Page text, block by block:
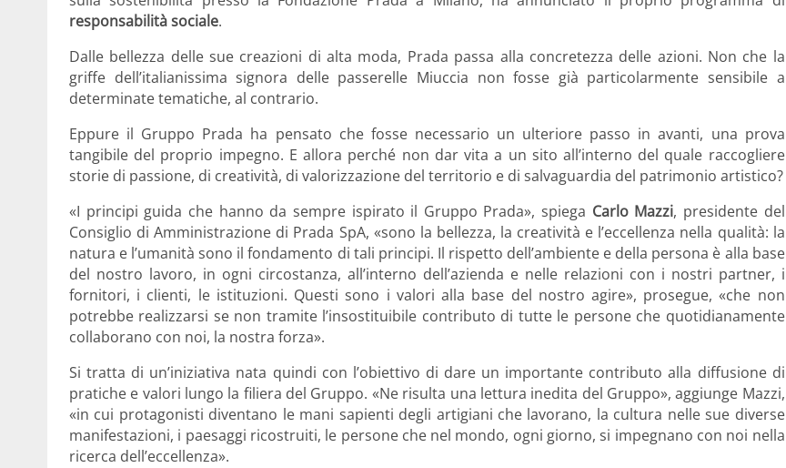
responsabilità sociale.
Dalle bellezza delle sue creazioni di alta moda, Prada passa alla concretezza delle azioni. Non che la
griffe dell’italianissima signora delle passerelle Miuccia non fosse già particolarmente sensibile a
determinate tematiche, al contrario.
Eppure il Gruppo Prada ha pensato che fosse necessario un ulteriore passo in avanti, una prova
tangibile del proprio impegno. E allora perché non dar vita a un sito all’interno del quale raccogliere
storie di passione, di creatività, di valorizzazione del territorio e di salvaguardia del patrimonio artistico?
«I principi guida che hanno da sempre ispirato il Gruppo Prada», spiega Carlo Mazzi, presidente del
Consiglio di Amministrazione di Prada SpA, «sono la bellezza, la creatività e l’eccellenza nella qualità: la
natura e l’umanità sono il fondamento di tali principi. Il rispetto dell’ambiente e della persona è alla base
del nostro lavoro, in ogni circostanza, all’interno dell’azienda e nelle relazioni con i nostri partner, i
fornitori, i clienti, le istituzioni. Questi sono i valori alla base del nostro agire», prosegue, «che non
potrebbe realizzarsi se non tramite l’insostituibile contributo di tutte le persone che quotidianamente
collaborano con noi, la nostra forza».
Si tratta di un’iniziativa nata quindi con l’obiettivo di dare un importante contributo alla diffusione di
pratiche e valori lungo la ﬁliera del Gruppo. «Ne risulta una lettura inedita del Gruppo», aggiunge Mazzi,
«in cui protagonisti diventano le mani sapienti degli artigiani che lavorano, la cultura nelle sue diverse
manifestazioni, i paesaggi ricostruiti, le persone che nel mondo, ogni giorno, si impegnano con noi nella
ricerca dell’eccellenza».